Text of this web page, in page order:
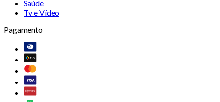
Saúde
Tv e Vídeo
Pagamento